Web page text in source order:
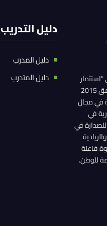
اجتماعي" في عام 1436هـ الموافق 2015
في مجال
في
في
فاعلة
للوطن.
دليل التدريب
دليل المدرب
دليل المتدرب